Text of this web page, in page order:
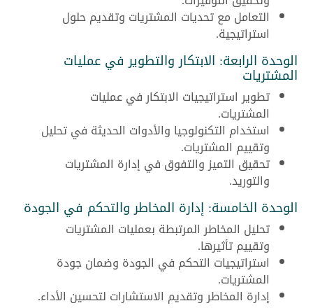
التعامل مع تحديات المشتريات وتقديم حلول
استراتيجية.
الوحدة الرابعة: الابتكار والتطوير في عمليات
المشتريات
تطوير استراتيجيات الابتكار في عمليات
المشتريات.
استخدام التكنولوجيا والأدوات الحديثة في تحليل
وتقييم المشتريات.
تحقيق التميز والتفوق في إدارة المشتريات
والتوريد.
الوحدة الخامسة: إدارة المخاطر والتحكم في الجودة
تحليل المخاطر المرتبطة بعمليات المشتريات
وتقييم تأثيرها.
استراتيجيات التحكم في الجودة وضمان جودة
المشتريات.
إدارة المخاطر وتقديم الاستشارات لتحسين الأداء.